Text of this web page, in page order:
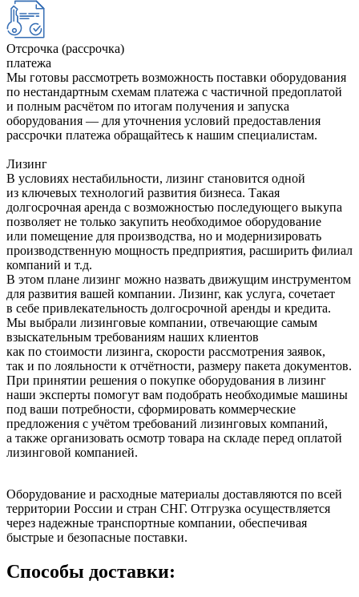
Отсрочка (рассрочка)
платежа
Мы готовы рассмотреть возможность поставки оборудования
по нестандартным схемам платежа с частичной предоплатой
и полным расчётом по итогам получения и запуска
оборудования — для уточнения условий предоставления
рассрочки платежа обращайтесь к нашим специалистам.
Лизинг
В условиях нестабильности, лизинг становится одной
из ключевых технологий развития бизнеса. Такая
долгосрочная аренда с возможностью последующего выкупа
позволяет не только закупить необходимое оборудование
или помещение для производства, но и модернизировать
производственную мощность предприятия, расширить филиал
компаний и т.д.
В этом плане лизинг можно назвать движущим инструментом
для развития вашей компании. Лизинг, как услуга, сочетает
в себе привлекательность долгосрочной аренды и кредита.
Мы выбрали лизинговые компании, отвечающие самым
взыскательным требованиям наших клиентов
как по стоимости лизинга, скорости рассмотрения заявок,
так и по лояльности к отчётности, размеру пакета документов.
При принятии решения о покупке оборудования в лизинг
наши эксперты помогут вам подобрать необходимые машины
под ваши потребности, сформировать коммерческие
предложения с учётом требований лизинговых компаний,
а также организовать осмотр товара на складе перед оплатой
лизинговой компанией.
Оборудование и расходные материалы доставляются по всей
территории России и стран СНГ. Отгрузка осуществляется
через надежные транспортные компании, обеспечивая
быстрые и безопасные поставки.
Способы доставки: